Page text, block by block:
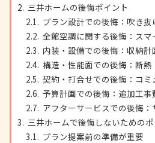
三井ホームの後悔ポイント
プラン設計での後悔：吹き抜
全館空調に関する後悔：スマ
内装・設備での後悔：収納計
構造・性能面での後悔：断
契約・打合せでの後悔：コミ
予算計画での後悔：追加工事
アフターサービスでの後悔
三井ホームで後悔しないための
プラン提案前の準備が重要